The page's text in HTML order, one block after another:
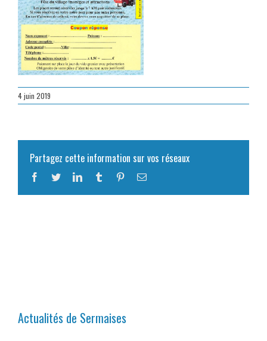
4 juin 2019
Partagez cette information sur vos réseaux
Facebook
TwitterLinkedInTumblr PinterestEmail
Actualités de Sermaises